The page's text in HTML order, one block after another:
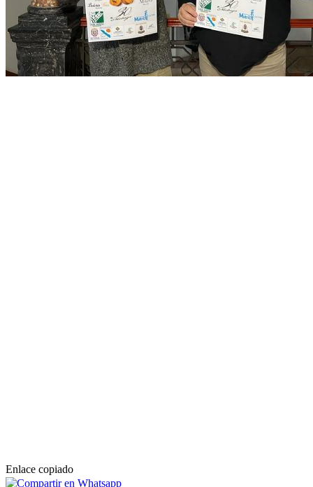
Enlace copiado